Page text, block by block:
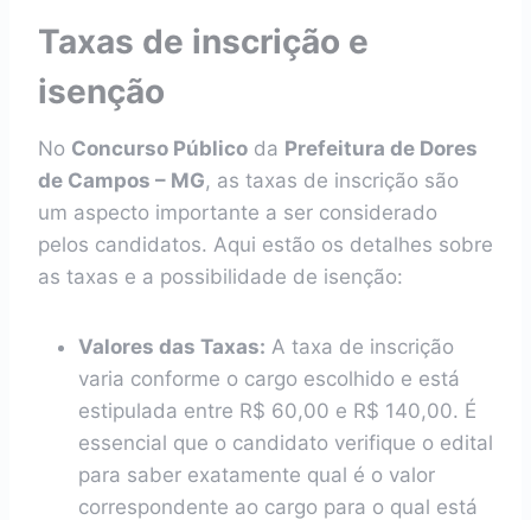
Taxas de inscrição e
isenção
No Concurso Público da Prefeitura de Dores
de Campos – MG, as taxas de inscrição são
um aspecto importante a ser considerado
pelos candidatos. Aqui estão os detalhes sobre
as taxas e a possibilidade de isenção:
Valores das Taxas: A taxa de inscrição
varia conforme o cargo escolhido e está
estipulada entre R$ 60,00 e R$ 140,00. É
essencial que o candidato verifique o edital
para saber exatamente qual é o valor
correspondente ao cargo para o qual está